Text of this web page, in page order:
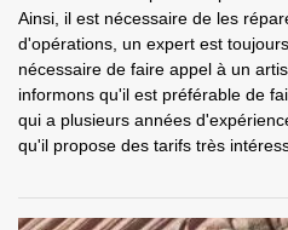
Ainsi, il est nécessaire de les
d'opérations, un expert est
nécessaire de faire appel à un
informons qu'il est préférable de
qui a plusieurs années
qu'il propose des tarifs très